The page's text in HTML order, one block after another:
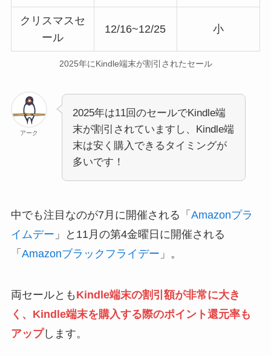
クリスマスセ
ール
12/16~12/25 小
2025年にKindle端末が割引されたセール
アーク
2025年は11回のセールでKindle端
末が割引されていますし、Kindle端
末は安く購入できるタイミングが
多いです！
中でも注目なのが7月に開催される「 Amazonプラ
イムデー 」と11月の第4金曜日に開催される
「 Amazonブラックフライデー 」。
両セールとも Kindle端末の割引額が非常に大き
く、Kindle端末を購入する際のポイント還元率も
アップします。